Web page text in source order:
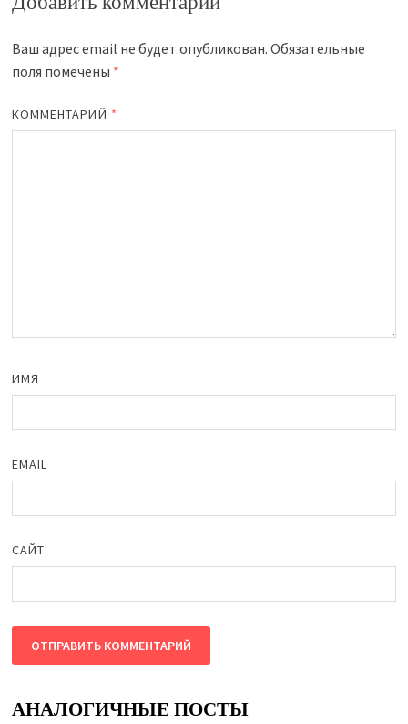
Ваш адрес email не будет опубликован. Обязательные
поля помечены *
КОММЕНТАРИЙ *
ИМЯ
EMAIL
САЙТ
АНАЛОГИЧНЫЕ ПОСТЫ